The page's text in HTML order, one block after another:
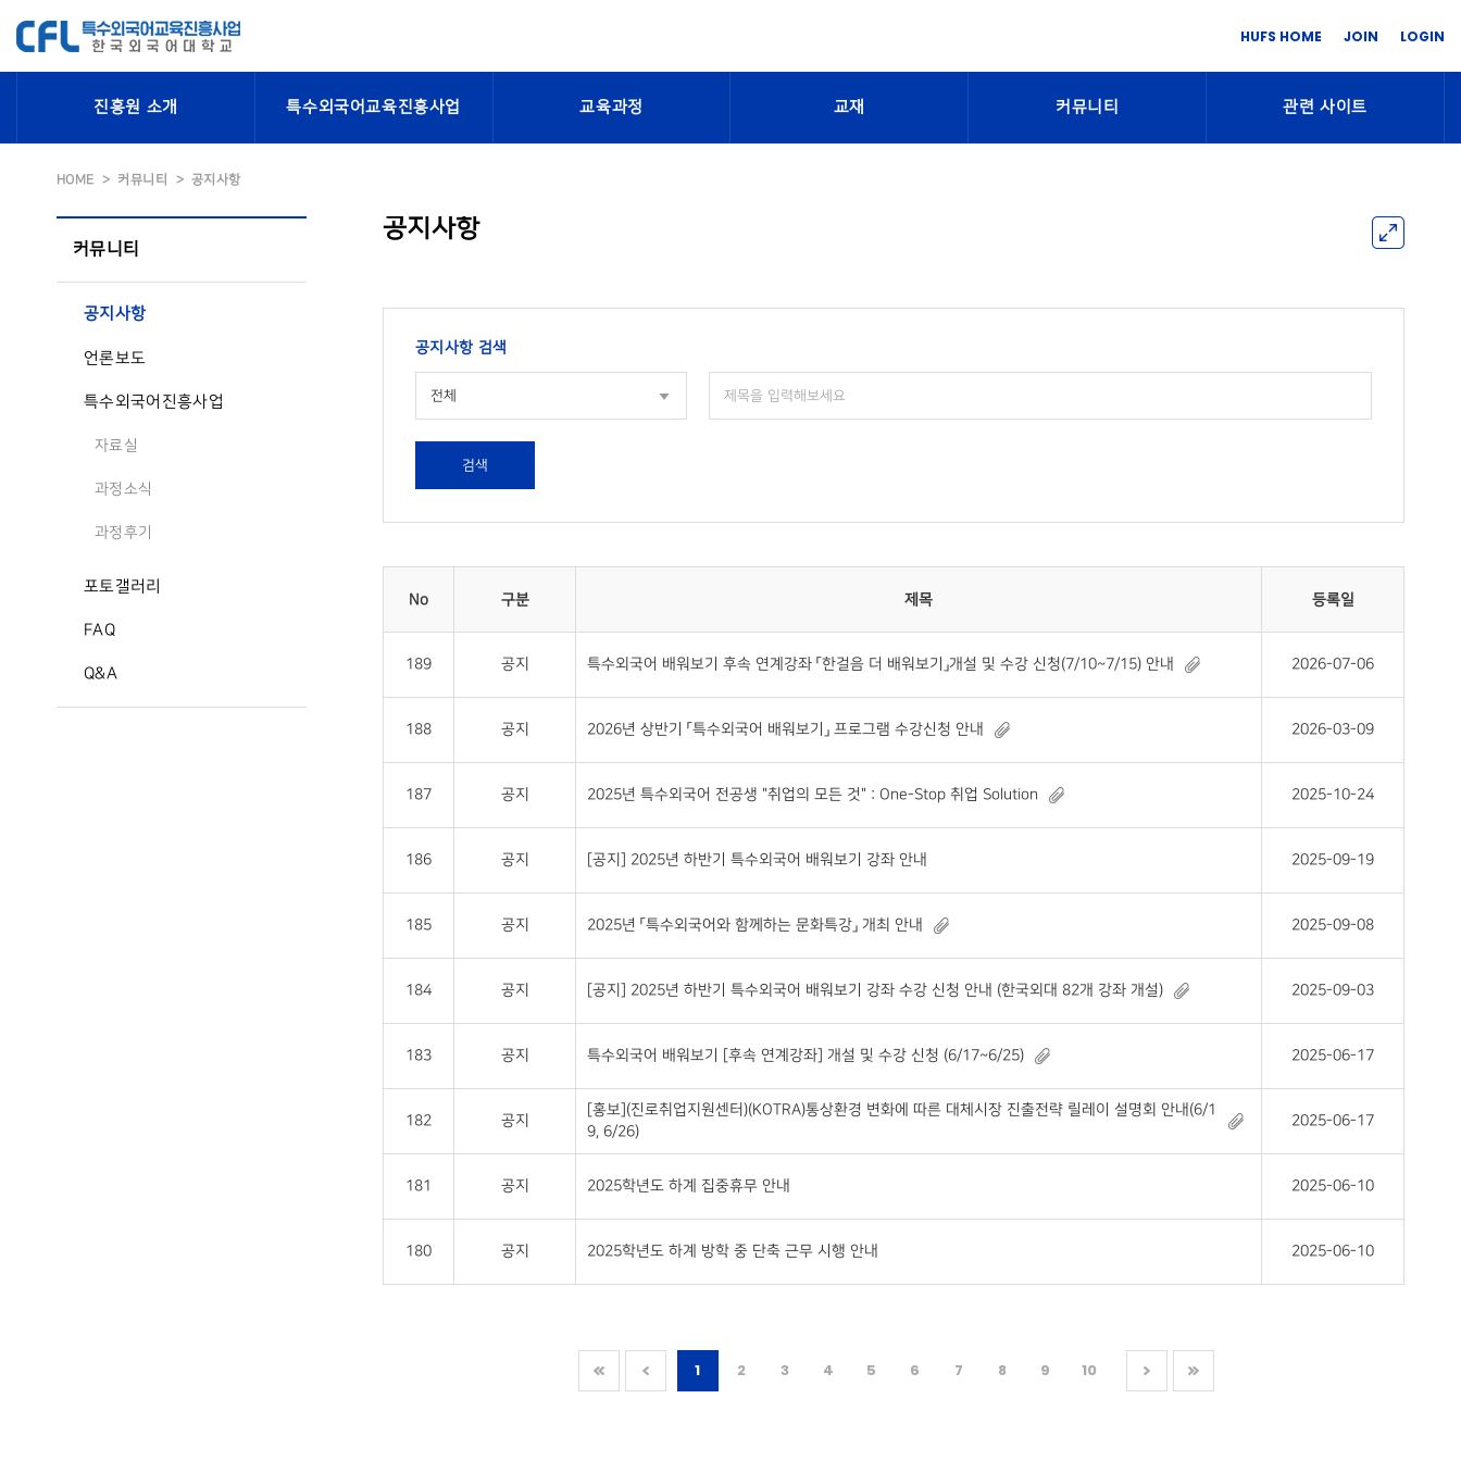
HUFS HOME JOIN LOGIN
진흥원 소개 특수외국어교육진흥사업 교육과정 교재 커뮤니티 관련 사이트
HOME 커뮤니티 공지사항
커뮤니티
공지사항
언론보도
특수외국어진흥사업
자료실
과정소식
과정후기
포토갤러리
FAQ
Q&A
공지사항
공지사항 검색
전체
검색
No 구분 제목 등록일
189 공지 특수외국어 배워보기 후속 연계강좌 「한걸음 더 배워보기」개설 및 수강 신청(7/10~7/15) 안내 2026-07-06
188 공지 2026년 상반기 「특수외국어 배워보기」 프로그램 수강신청 안내 2026-03-09
187 공지 2025년 특수외국어 전공생 "취업의 모든 것" : One-Stop 취업 Solution 2025-10-24
186 공지 [공지] 2025년 하반기 특수외국어 배워보기 강좌 안내 2025-09-19
185 공지 2025년 「특수외국어와 함께하는 문화특강」 개최 안내 2025-09-08
184 공지 [공지] 2025년 하반기 특수외국어 배워보기 강좌 수강 신청 안내 (한국외대 82개 강좌 개설) 2025-09-03
183 공지 특수외국어 배워보기 [후속 연계강좌] 개설 및 수강 신청 (6/17~6/25) 2025-06-17
182 공지
[홍보](진로취업지원센터)(KOTRA)통상환경 변화에 따른 대체시장 진출전략 릴레이 설명회 안내(6/1
9, 6/26)
2025-06-17
181 공지 2025학년도 하계 집중휴무 안내 2025-06-10
180 공지 2025학년도 하계 방학 중 단축 근무 시행 안내 2025-06-10
1 2 3 4 5 6 7 8 9 10